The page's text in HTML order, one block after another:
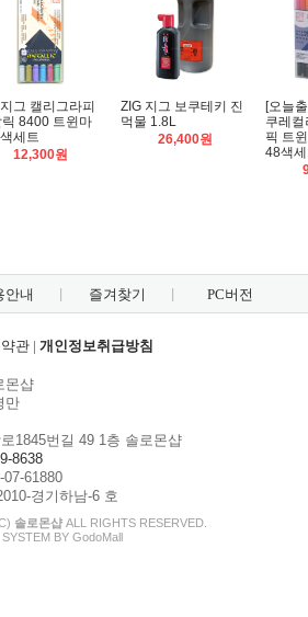
그 캘리그라피
8400 트윈마
세트
12,300원
ZIG 지그 보쿠테키 진
먹물 1.8L
26,400원
[오늘
쿠레
픽 트
48색
안내 즐겨찾기 PC버전
관| 개인정보취급방침
몬샵
만
1845번길 49 1층 솔로몬샵
8638
07-61880
경기하남-6 호
솔로몬샵 ALL RIGHTS RESERVED.
SYSTEM BY GodoMall